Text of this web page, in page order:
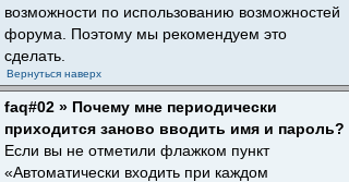
возможности по использованию возможностей
форума. Поэтому мы рекомендуем это
сделать.
Вернуться наверх
faq#02 » Почему мне периодически
приходится заново вводить имя и пароль?
Если вы не отметили флажком пункт
«Автоматически входить при каждом